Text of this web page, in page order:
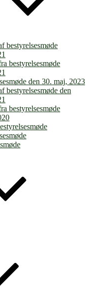
bestyrelsesmøde
bestyrelsesmøde
den 30. maj, 2023
bestyrelsesmøde den
bestyrelsesmøde